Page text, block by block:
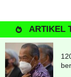
ARTIKEL